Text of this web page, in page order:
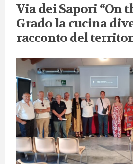
Via dei Sapori “On
Grado la cucina
racconto del